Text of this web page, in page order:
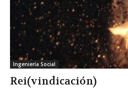
Ingeniería Social
Rei(vindicación)